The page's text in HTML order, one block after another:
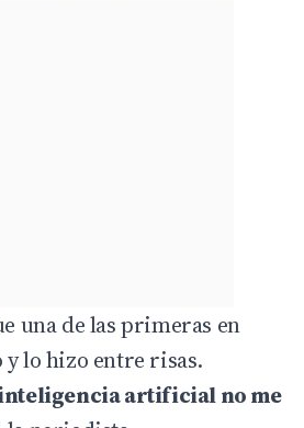
una de las primeras en
lo hizo entre risas.
inteligencia artificial no me